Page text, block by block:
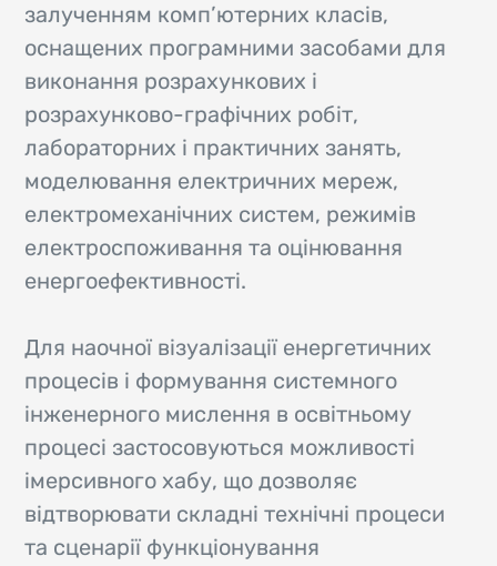
залученням комп’ютерних класів,
оснащених програмними засобами для
виконання розрахункових і
розрахунково-графічних робіт,
лабораторних і практичних занять,
моделювання електричних мереж,
електромеханічних систем, режимів
електроспоживання та оцінювання
енергоефективності.
Для наочної візуалізації енергетичних
процесів і формування системного
інженерного мислення в освітньому
процесі застосовуються можливості
імерсивного хабу, що дозволяє
відтворювати складні технічні процеси
та сценарії функціонування